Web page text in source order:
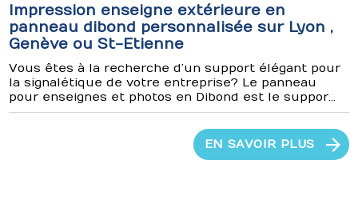
Impression enseigne extérieure en
panneau dibond personnalisée sur Lyon ,
Genève ou St-Etienne
Vous êtes à la recherche d’un support élégant pour
la signalétique de votre entreprise ? Le panneau
pour enseignes et photos en Dibond est le suppor...
EN SAVOIR PLUS